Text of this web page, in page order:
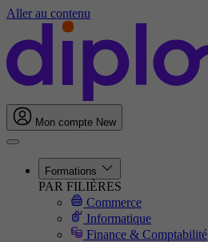
Aller au contenu
Mon compte New
Formations
PAR FILIÈRES
Commerce
Informatique
Finance & Comptabilité